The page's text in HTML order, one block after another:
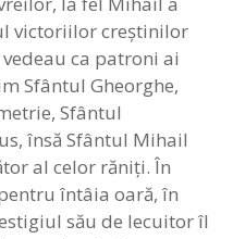
victoriilor creştinilor
ca patroni ai
Sfântul Gheorghe,
Sfântul
însă Sfântul Mihail
al celor răniţi. În
întâia oară, în
său de lecuitor îl